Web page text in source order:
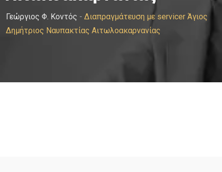
Γεώργιος Φ. Κοντός - Διαπραγμάτευση με servicer Άγιος
Δημήτριος Ναυπακτίας Αιτωλοακαρνανίας